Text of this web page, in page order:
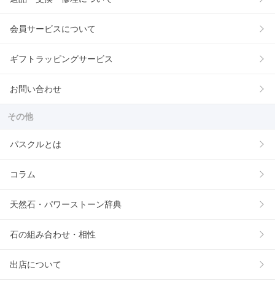
会員サービスについて
ギフトラッピングサービス
お問い合わせ
その他
パスクルとは
コラム
天然石・パワーストーン辞典
石の組み合わせ・相性
出店について